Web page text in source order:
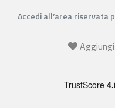
Accedi all’area riservata